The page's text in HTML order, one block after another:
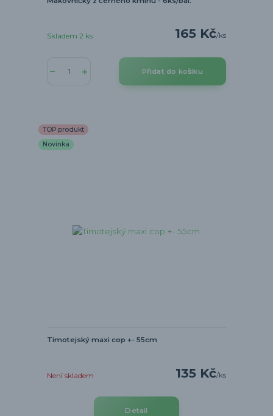
165 Kč/ks
Skladem 2 ks
Přidat do košíku
TOP produkt
Novinka
Timotejský maxi cop +- 55cm
135 Kč/ks
Není skladem
Detail